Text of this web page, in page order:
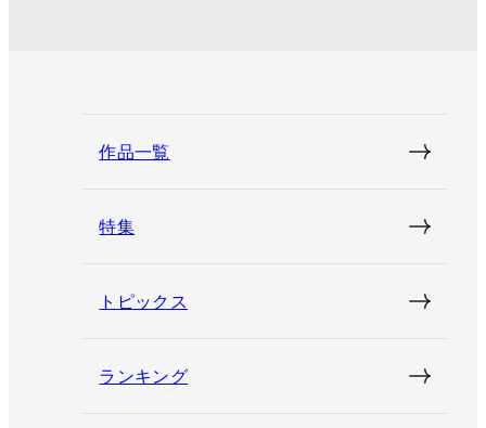
作品一覧
特集
トピックス
ランキング